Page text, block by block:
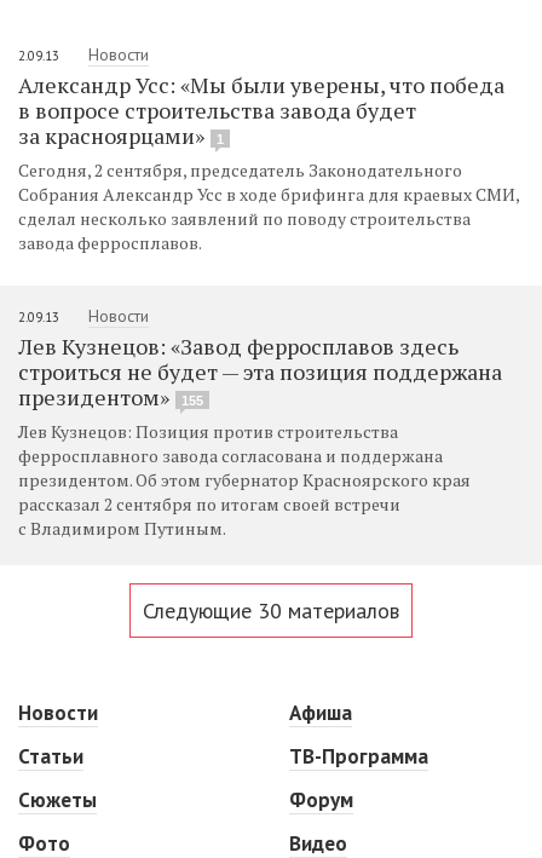
2.09.13 Новости
Александр Усс: «Мы были уверены, что победа
в вопросе строительства завода будет
за красноярцами»
1
Сегодня, 2 сентября, председатель Законодательного
Собрания Александр Усс в ходе брифинга для краевых СМИ,
сделал несколько заявлений по поводу строительства
завода ферросплавов.
2.09.13 Новости
Лев Кузнецов: «Завод ферросплавов здесь
строиться не будет — эта позиция поддержана
президентом»
155
Лев Кузнецов: Позиция против строительства
ферросплавного завода согласована и поддержана
президентом. Об этом губернатор Красноярского края
рассказал 2 сентября по итогам своей встречи
с Владимиром Путиным.
Следующие 30 материалов
Новости
Статьи
Сюжеты
Фото
Афиша
ТВ-Программа
Форум
Видео